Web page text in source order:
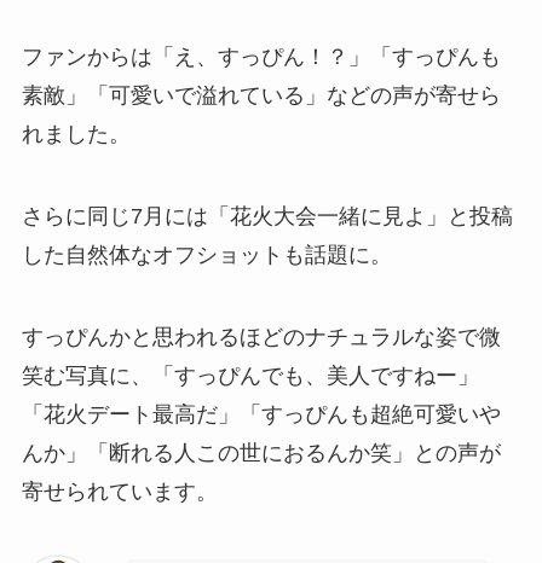
ファンからは「え、すっぴん！？」「すっぴんも
素敵」「可愛いで溢れている」などの声が寄せら
れました。
さらに同じ7月には「花火大会一緒に見よ」と投稿
した自然体なオフショットも話題に。
すっぴんかと思われるほどのナチュラルな姿で微
笑む写真に、「すっぴんでも、美人ですねー」
「花火デート最高だ」「すっぴんも超絶可愛いや
んか」「断れる人この世におるんか笑」との声が
寄せられています。